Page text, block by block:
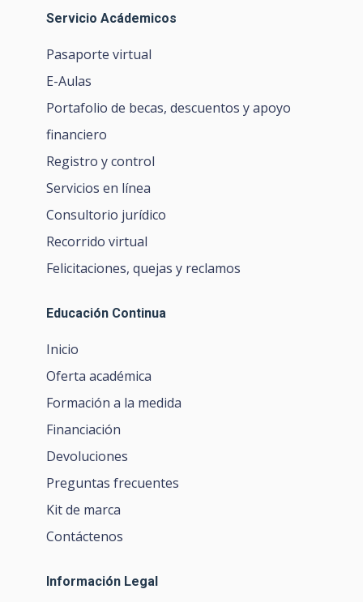
Servicio Acádemicos
Pasaporte virtual
E-Aulas
Portafolio de becas, descuentos y apoyo
financiero
Registro y control
Servicios en línea
Consultorio jurídico
Recorrido virtual
Felicitaciones, quejas y reclamos
Educación Continua
Inicio
Oferta académica
Formación a la medida
Financiación
Devoluciones
Preguntas frecuentes
Kit de marca
Contáctenos
Información Legal